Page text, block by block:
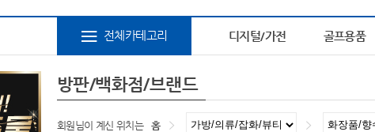
전체카테고리 디지털/가전 골프용품
방판/백화점/브랜드
회원님이 계신 위치는 홈